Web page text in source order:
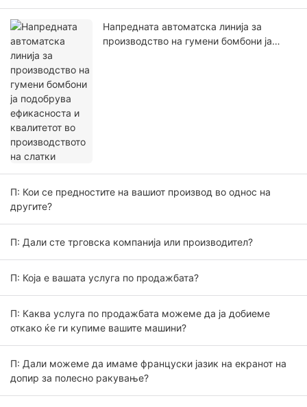
Напредната автоматска линија за
производство на гумени бомбони ја
П: Кои се предностите на вашиот производ во однос на
другите?
П: Дали сте трговска компанија или производител?
П: Која е вашата услуга по продажбата?
П: Каква услуга по продажбата можеме да ја добиеме
откако ќе ги купиме вашите машини?
П: Дали можеме да имаме француски јазик на екранот на
допир за полесно ракување?